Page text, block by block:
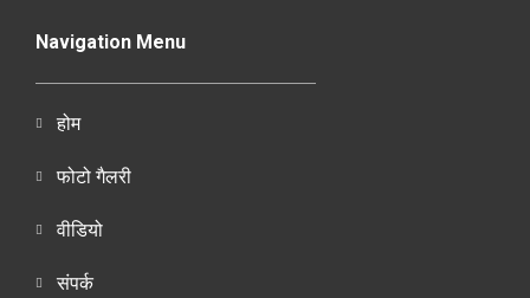
Navigation Menu
होम
फोटो गैलरी
वीडियो
संपर्क